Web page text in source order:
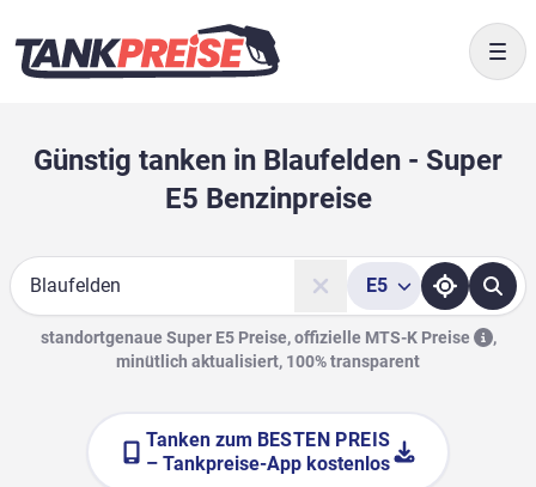
Günstig tanken in Blaufelden - Super
E5 Benzinpreise
Suche
E5
standortgenaue Super E5 Preise, offizielle MTS-K Preise
,
minütlich aktualisiert, 100% transparent
Tanken zum BESTEN PREIS
– Tankpreise-App kostenlos